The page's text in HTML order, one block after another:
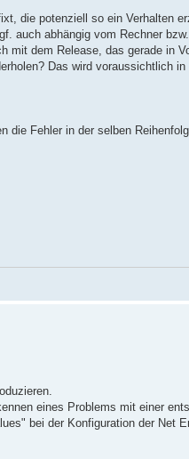
die potenziell so ein Verhalten
auch abhängig vom Rechner
mit dem Release, das gerade in
Das wird voraussichtlich in
die Fehler in der selben
eines Problems mit einer
bei der Konfiguration der Net